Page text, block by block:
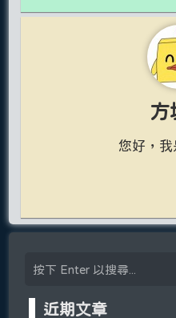
方
您好，我
近期文章